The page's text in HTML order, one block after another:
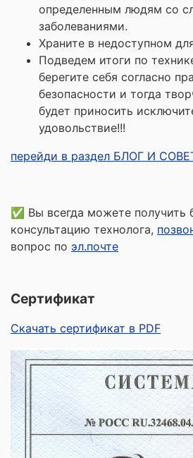
определенным людям со
заболеваниями.
Храните в недоступном
Подведем итоги по
берегите себя согласно
безопасности и тогда
будет приносить
удовольствие!!!
перейди в раздел БЛОГ И
✅ Вы всегда можете получить
консультацию технолога,
вопрос по эл.почте
Сертификат
Скачать сертификат в PDF